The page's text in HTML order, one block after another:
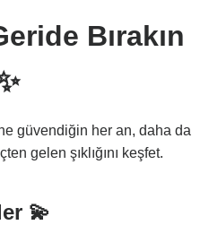
Bırakın
güvendiğin her an, daha da
gelen şıklığını keşfet.
💫